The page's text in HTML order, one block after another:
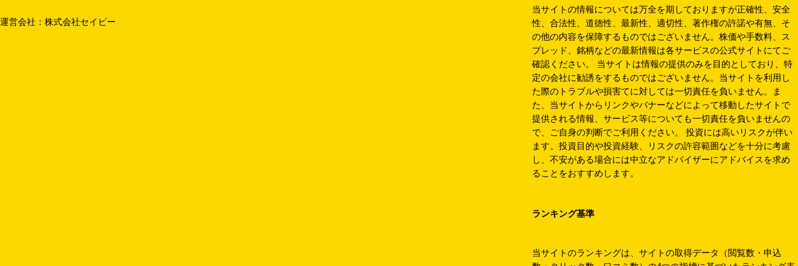
運営会社： 株式会社セイビー
当サイトの情報については万全を期しておりますが正確性、安全
性、合法性、道徳性、最新性、適切性、著作権の許諾や有無、そ
の他の内容を保障するものではございません。株価や手数料、ス
プレッド、銘柄などの最新情報は各サービスの公式サイトにてご
確認ください。 当サイトは情報の提供のみを目的としており、特
定の会社に勧誘をするものではございません。当サイトを利用し
た際のトラブルや損害てに対しては一切責任を負いません。ま
た、当サイトからリンクやバナーなどによって移動したサイトで
提供される情報、サービス等についても一切責任を負いませんの
で、ご自身の判断でご利用ください。 投資には高いリスクが伴い
ます。投資目的や投資経験、リスクの許容範囲などを十分に考慮
し、不安がある場合には中立なアドバイザーにアドバイスを求め
ることをおすすめします。
ランキング基準
当サイトのランキングは、サイトの取得データ（閲覧数・申込